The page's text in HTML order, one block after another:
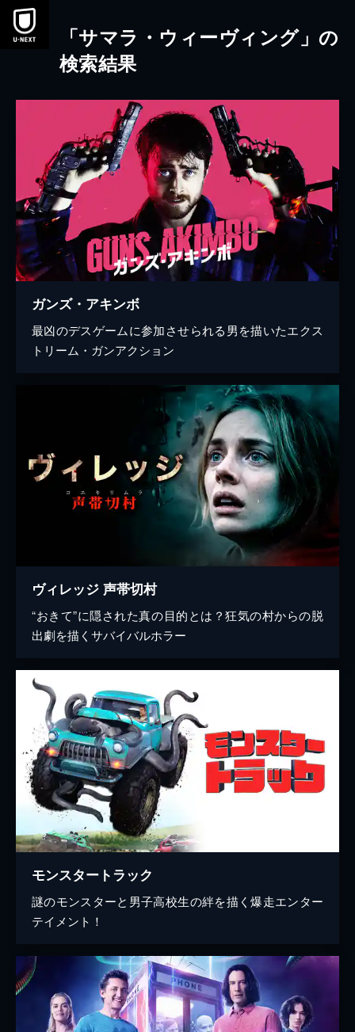
本文へスキップ
「サマラ・ウィーヴィング」の
検索結果
ガンズ・アキンボ
最凶のデスゲームに参加させられる男を描いたエクス
トリーム・ガンアクション
ヴィレッジ 声帯切村
“おきて”に隠された真の目的とは？狂気の村からの脱
出劇を描くサバイバルホラー
モンスタートラック
謎のモンスターと男子高校生の絆を描く爆走エンター
テイメント！